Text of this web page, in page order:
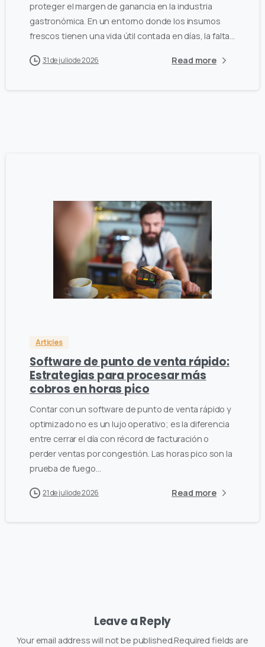
proteger el margen de ganancia en la industria
gastronómica. En un entorno donde los insumos
frescos tienen una vida útil contada en días, la falta...
31 de julio de 2026 Read more
0 0
Articles
Software de punto de venta rápido:
Estrategias para procesar más
cobros en horas pico
Contar con un software de punto de venta rápido y
optimizado no es un lujo operativo; es la diferencia
entre cerrar el día con récord de facturación o
perder ventas por congestión. Las horas pico son la
prueba de fuego...
21 de julio de 2026 Read more
Leave a Reply
Your email address will not be published.Required fields are